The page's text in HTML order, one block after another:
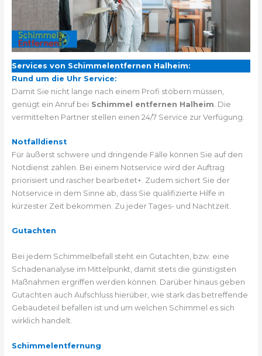
Services von Schimmelentfernen Halheim:
Rund um die Uhr Service:
Damit Sie nicht lange nach einem Profi stöbern müssen,
genügt ein Anruf bei Schimmel entfernen Halheim . Die
vermittelten Partner stellen einen 24/7 Service zur Verfügung.
Notfalldienst
Für äußerst schwere und dringende Fälle können Sie auf den
Notdienst zählen. Bei einem Notservice wird der Auftrag
priorisiert und rascher bearbeitet+. Zudem sichert Sie der
Notservice in dem Sinne ab, dass Sie qualifizierte Hilfe in
kürzester Zeit bekommen. Zu jeder Tages- und Nachtzeit.
Gutachten
Bei jedem Schimmelbefall steht ein Gutachten, bzw. eine
Schadenanalyse im Mittelpunkt, damit stets die günstigsten
Maßnahmen ergriffen werden können. Darüber hinaus geben
Gutachten auch Aufschluss hierüber, wie stark das betreffende
Gebäudeteil befallen ist und um welchen Schimmel es sich
wirklich handelt.
Schimmelentfernung